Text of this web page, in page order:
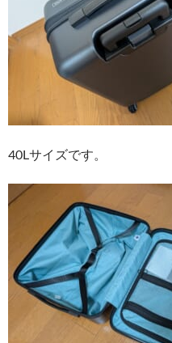
40Lサイズです。